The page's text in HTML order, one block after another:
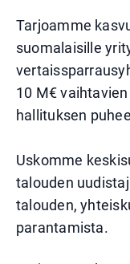
Tarjoamme
suomalaisille
10 M€
hallituksen
Uskomme
talouden
talouden,
parantamista.